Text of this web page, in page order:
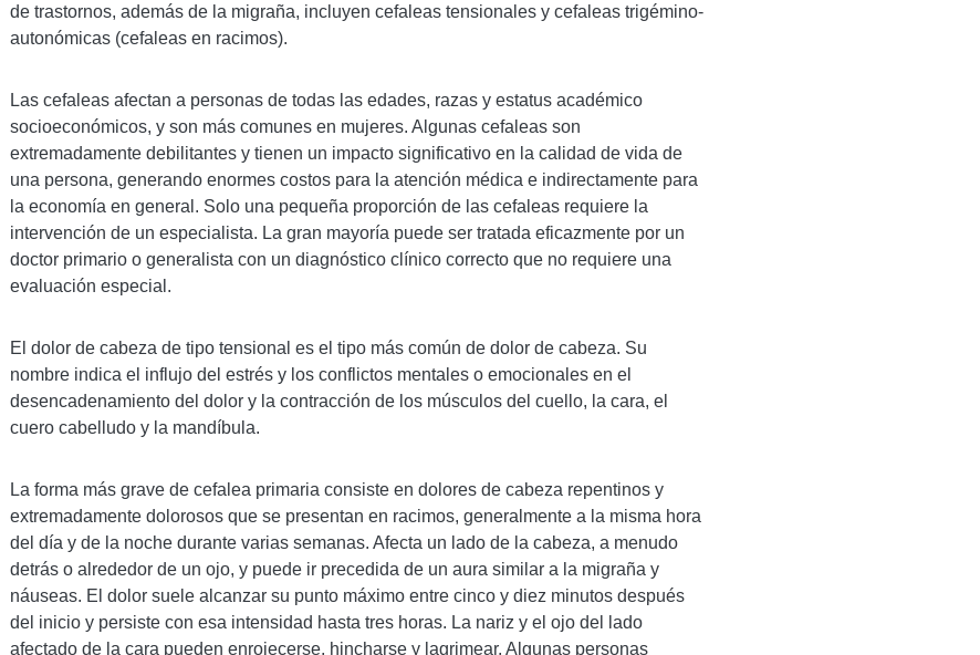
de trastornos, además de la migraña, incluyen cefaleas tensionales y cefaleas trigémino-
autonómicas (cefaleas en racimos).
Las cefaleas afectan a personas de todas las edades, razas y estatus académico
socioeconómicos, y son más comunes en mujeres. Algunas cefaleas son
extremadamente debilitantes y tienen un impacto significativo en la calidad de vida de
una persona, generando enormes costos para la atención médica e indirectamente para
la economía en general. Solo una pequeña proporción de las cefaleas requiere la
intervención de un especialista. La gran mayoría puede ser tratada eficazmente por un
doctor primario o generalista con un diagnóstico clínico correcto que no requiere una
evaluación especial.
El dolor de cabeza de tipo tensional es el tipo más común de dolor de cabeza. Su
nombre indica el influjo del estrés y los conflictos mentales o emocionales en el
desencadenamiento del dolor y la contracción de los músculos del cuello, la cara, el
cuero cabelludo y la mandíbula.
La forma más grave de cefalea primaria consiste en dolores de cabeza repentinos y
extremadamente dolorosos que se presentan en racimos, generalmente a la misma hora
del día y de la noche durante varias semanas. Afecta un lado de la cabeza, a menudo
detrás o alrededor de un ojo, y puede ir precedida de un aura similar a la migraña y
náuseas. El dolor suele alcanzar su punto máximo entre cinco y diez minutos después
del inicio y persiste con esa intensidad hasta tres horas. La nariz y el ojo del lado
afectado de la cara pueden enrojecerse, hincharse y lagrimear. Algunas personas